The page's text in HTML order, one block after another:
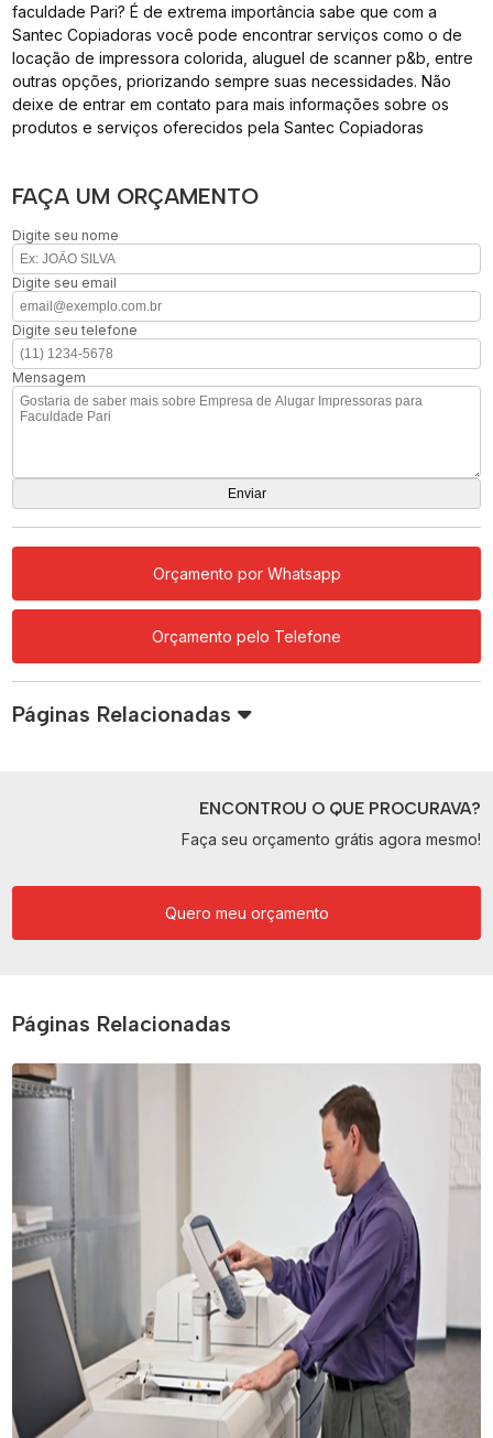
faculdade Pari? É de extrema importância sabe que com a
Santec Copiadoras você pode encontrar serviços como o de
locação de impressora colorida, aluguel de scanner p&b, entre
outras opções, priorizando sempre suas necessidades. Não
deixe de entrar em contato para mais informações sobre os
produtos e serviços oferecidos pela Santec Copiadoras
FAÇA UM ORÇAMENTO
Digite seu nome
Digite seu email
Digite seu telefone
Mensagem
Orçamento por Whatsapp
Orçamento pelo Telefone
Páginas Relacionadas
ENCONTROU O QUE PROCURAVA?
Faça seu orçamento grátis agora mesmo!
Quero meu orçamento
Páginas Relacionadas